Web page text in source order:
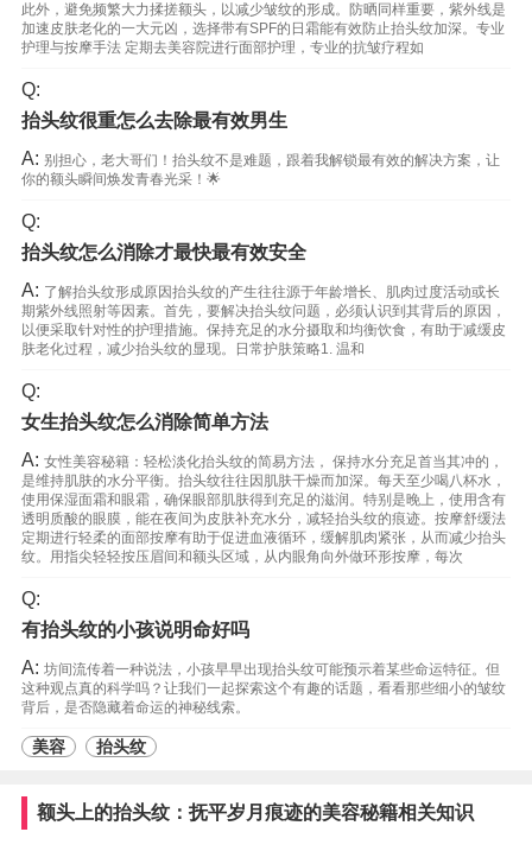
此外，避免频繁大力揉搓额头，以减少皱纹的形成。防晒同样重要，紫外线是
加速皮肤老化的一大元凶，选择带有SPF的日霜能有效防止抬头纹加深。专业
护理与按摩手法 定期去美容院进行面部护理，专业的抗皱疗程如
Q:
抬头纹很重怎么去除最有效男生
A: 别担心，老大哥们！抬头纹不是难题，跟着我解锁最有效的解决方案，让
你的额头瞬间焕发青春光采！🌟
Q:
抬头纹怎么消除才最快最有效安全
A: 了解抬头纹形成原因抬头纹的产生往往源于年龄增长、肌肉过度活动或长
期紫外线照射等因素。首先，要解决抬头纹问题，必须认识到其背后的原因，
以便采取针对性的护理措施。保持充足的水分摄取和均衡饮食，有助于减缓皮
肤老化过程，减少抬头纹的显现。日常护肤策略1. 温和
Q:
女生抬头纹怎么消除简单方法
A: 女性美容秘籍：轻松淡化抬头纹的简易方法， 保持水分充足首当其冲的，
是维持肌肤的水分平衡。抬头纹往往因肌肤干燥而加深。每天至少喝八杯水，
使用保湿面霜和眼霜，确保眼部肌肤得到充足的滋润。特别是晚上，使用含有
透明质酸的眼膜，能在夜间为皮肤补充水分，减轻抬头纹的痕迹。按摩舒缓法
定期进行轻柔的面部按摩有助于促进血液循环，缓解肌肉紧张，从而减少抬头
纹。用指尖轻轻按压眉间和额头区域，从内眼角向外做环形按摩，每次
Q:
有抬头纹的小孩说明命好吗
A: 坊间流传着一种说法，小孩早早出现抬头纹可能预示着某些命运特征。但
这种观点真的科学吗？让我们一起探索这个有趣的话题，看看那些细小的皱纹
背后，是否隐藏着命运的神秘线索。
美容 抬头纹
额头上的抬头纹：抚平岁月痕迹的美容秘籍相关知识